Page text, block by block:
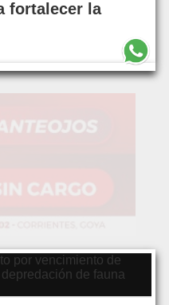
fortalecer la